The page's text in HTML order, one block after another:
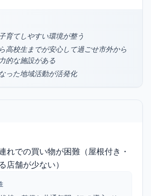
育てしやすい環境が整う
高校生までが安心して過ごせ市外から
的な施設がある
った地域活動が活発化
れでの買い物が困難（屋根付き・
店舗が少ない）